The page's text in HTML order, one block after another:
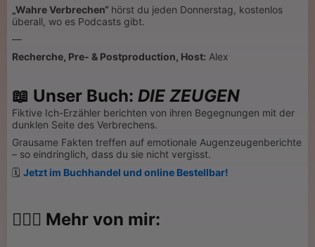
„Wahre Verbrechen“ hörst du jeden Donnerstag, kostenlos
überall, wo es Podcasts gibt.
—
Recherche, Pre- & Postproduction, Host: Alex
📖 Unser Buch: DIE ZEUGEN
Fiktive Ich-Erzähler berichten von ihren Begegnungen mit der
dunklen Seite des Verbrechens.
Grausame Fakten treffen auf emotionale Augenzeugenberichte
– so eindringlich, dass du sie nicht vergisst.
🗓 Jetzt im Buchhandel und online Bestellbar!
💁🏻‍♂️ Mehr von mir: